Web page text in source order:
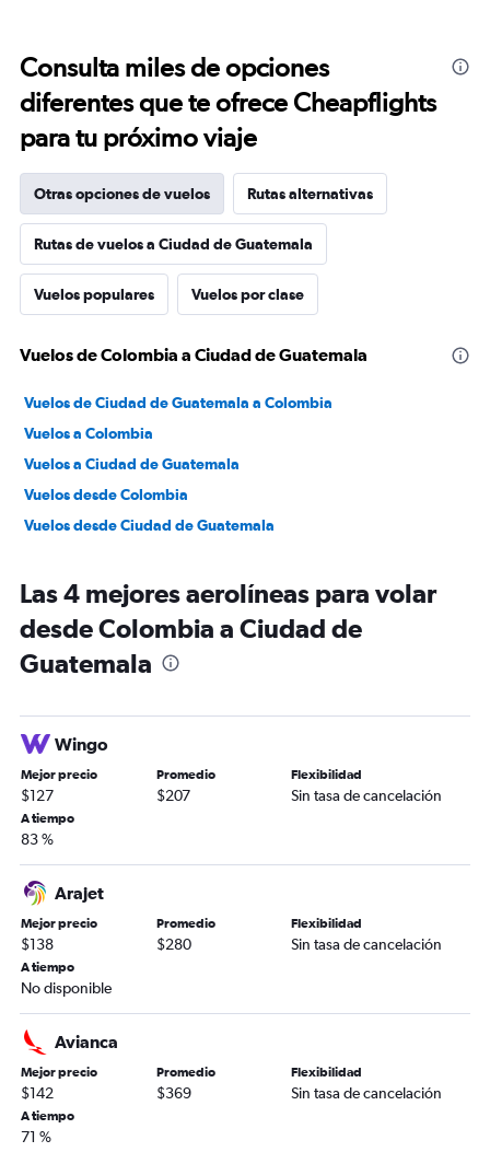
Consulta miles de opciones
diferentes que te ofrece Cheapflights
para tu próximo viaje
Otras opciones de vuelos Rutas alternativas
Rutas de vuelos a Ciudad de Guatemala
Vuelos populares Vuelos por clase
Vuelos de Colombia a Ciudad de Guatemala
Vuelos de Ciudad de Guatemala a Colombia
Vuelos a Colombia
Vuelos a Ciudad de Guatemala
Vuelos desde Colombia
Vuelos desde Ciudad de Guatemala
Las 4 mejores aerolíneas para volar
desde Colombia a Ciudad de
Guatemala
Wingo
Mejor precio
$127
Promedio
$207
Flexibilidad
Sin tasa de cancelación
A tiempo
83 %
Arajet
Mejor precio
$138
Promedio
$280
Flexibilidad
Sin tasa de cancelación
A tiempo
No disponible
Avianca
Mejor precio
$142
Promedio
$369
Flexibilidad
Sin tasa de cancelación
A tiempo
71 %